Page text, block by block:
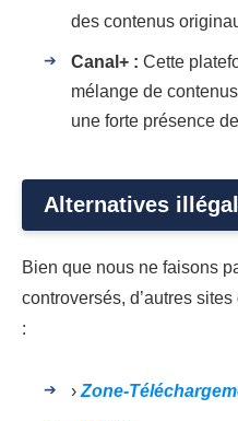
des contenus
Canal+ : Cette
mélange de
une forte présence
Alternatives
Bien que nous ne faisons
controversés, d’autres
:
› Zone-